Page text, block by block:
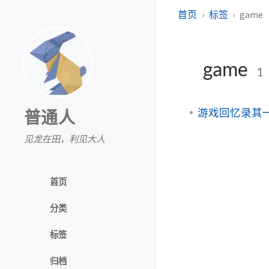
普通人
见龙在田，利见大人
首页
分类
标签
归档
首页 标签 game
game 1
游戏回忆录其